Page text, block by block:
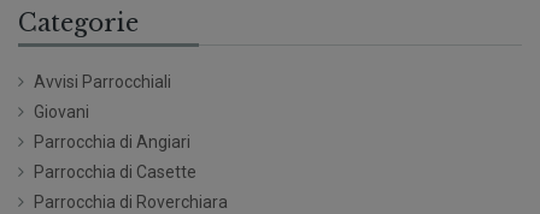
Categorie
Avvisi Parrocchiali
Giovani
Parrocchia di Angiari
Parrocchia di Casette
Parrocchia di Roverchiara